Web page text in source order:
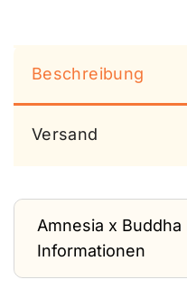
Beschreibung
Versand
Amnesia x Buddha
Informationen